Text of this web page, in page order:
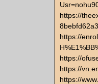
https://
https://
https://
https://
https://